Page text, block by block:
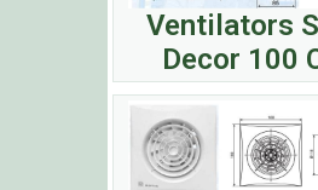
Ventilators
Decor 100